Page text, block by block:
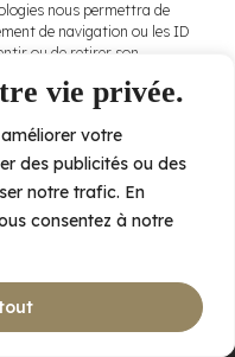
vie privée.
votre
des publicités ou des
notre trafic. En
consentez à notre
nous permettra de
de navigation ou les ID
ou de retirer son